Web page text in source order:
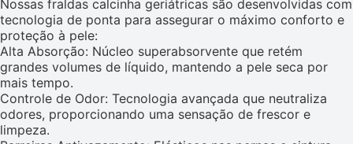
Nossas fraldas calcinha geriátricas são desenvolvidas com
tecnologia de ponta para assegurar o máximo conforto e
proteção à pele:
Alta Absorção: Núcleo superabsorvente que retém
grandes volumes de líquido, mantendo a pele seca por
mais tempo.
Controle de Odor: Tecnologia avançada que neutraliza
odores, proporcionando uma sensação de frescor e
limpeza.